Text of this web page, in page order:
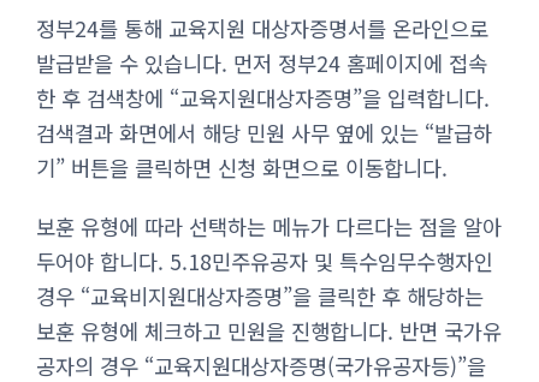
정부24를 통해 교육지원 대상자증명서를 온라인으로
발급받을 수 있습니다. 먼저 정부24 홈페이지에 접속
한 후 검색창에 “교육지원대상자증명”을 입력합니다.
검색결과 화면에서 해당 민원 사무 옆에 있는 “발급하
기” 버튼을 클릭하면 신청 화면으로 이동합니다.
보훈 유형에 따라 선택하는 메뉴가 다르다는 점을 알아
두어야 합니다. 5.18민주유공자 및 특수임무수행자인
경우 “교육비지원대상자증명”을 클릭한 후 해당하는
보훈 유형에 체크하고 민원을 진행합니다. 반면 국가유
공자의 경우 “교육지원대상자증명(국가유공자등)”을